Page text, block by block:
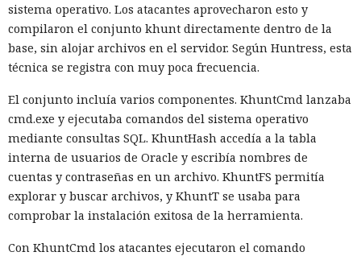
sistema operativo. Los atacantes aprovecharon esto y
compilaron el conjunto khunt directamente dentro de la
base, sin alojar archivos en el servidor. Según Huntress, esta
técnica se registra con muy poca frecuencia.
El conjunto incluía varios componentes. KhuntCmd lanzaba
cmd.exe y ejecutaba comandos del sistema operativo
mediante consultas SQL. KhuntHash accedía a la tabla
interna de usuarios de Oracle y escribía nombres de
cuentas y contraseñas en un archivo. KhuntFS permitía
explorar y buscar archivos, y KhuntT se usaba para
comprobar la instalación exitosa de la herramienta.
Con KhuntCmd los atacantes ejecutaron el comando